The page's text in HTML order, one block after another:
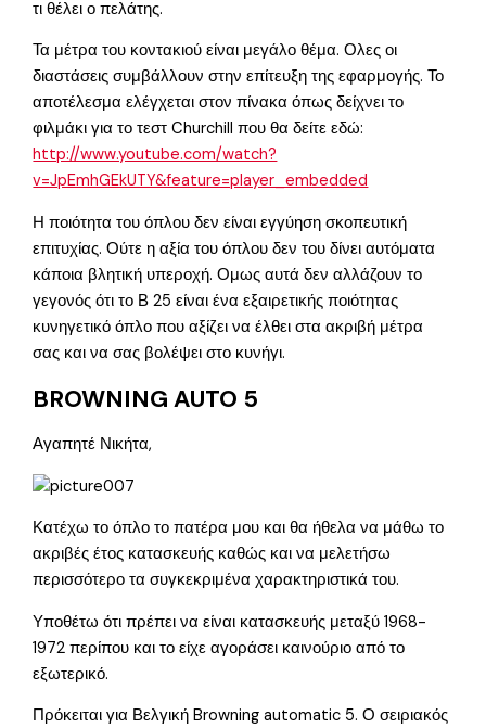
τι θέλει ο πελάτης.
Τα μέτρα του κοντακιού είναι μεγάλο θέμα. Ολες οι
διαστάσεις συμβάλλουν στην επίτευξη της εφαρμογής. Το
αποτέλεσμα ελέγχεται στον πίνακα όπως δείχνει το
φιλμάκι για το τεστ Churchill που θα δείτε εδώ:
http://www.youtube.com/watch?
v=JpEmhGEkUTY&feature=player_embedded
Η ποιότητα του όπλου δεν είναι εγγύηση σκοπευτική
επιτυχίας. Ούτε η αξία του όπλου δεν του δίνει αυτόματα
κάποια βλητική υπεροχή. Ομως αυτά δεν αλλάζουν το
γεγονός ότι το Β 25 είναι ένα εξαιρετικής ποιότητας
κυνηγετικό όπλο που αξίζει να έλθει στα ακριβή μέτρα
σας και να σας βολέψει στο κυνήγι.
BROWNING AUTO 5
Αγαπητέ Νικήτα,
Κατέχω το όπλο το πατέρα μου και θα ήθελα να μάθω το
ακριβές έτος κατασκευής καθώς και να μελετήσω
περισσότερο τα συγκεκριμένα χαρακτηριστικά του.
Υποθέτω ότι πρέπει να είναι κατασκευής μεταξύ 1968-
1972 περίπου και το είχε αγοράσει καινούριο από το
εξωτερικό.
Πρόκειται για Βελγική Browning automatic 5. Ο σειριακός